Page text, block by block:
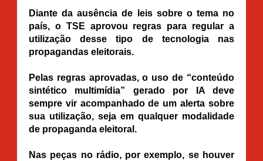
Diante da ausência de leis sobre o tema no
país, o TSE aprovou regras para regular a
utilização desse tipo de tecnologia nas
propagandas eleitorais.
Pelas regras aprovadas, o uso de “conteúdo
sintético multimídia” gerado por IA deve
sempre vir acompanhado de um alerta sobre
sua utilização, seja em qualquer modalidade
de propaganda eleitoral.
Nas peças no rádio, por exemplo, se houver